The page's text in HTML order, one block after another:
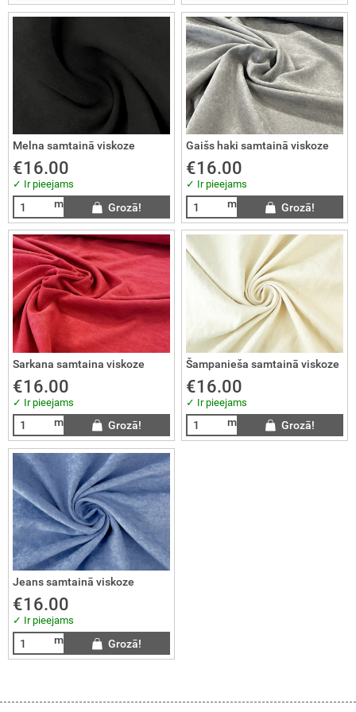
Melna samtainā viskoze
€16.00
✓ Ir pieejams
m Grozā!
Gaišs haki samtainā viskoze
€16.00
✓ Ir pieejams
m Grozā!
Sarkana samtaina viskoze
€16.00
✓ Ir pieejams
m Grozā!
Šampanieša samtainā viskoze
€16.00
✓ Ir pieejams
m Grozā!
Jeans samtainā viskoze
€16.00
✓ Ir pieejams
m Grozā!
TRIKOTĀŽA
AUDUMI
AUDUMI
AUDUMI
GABALI / atgriezumi
❗️❗️❗️